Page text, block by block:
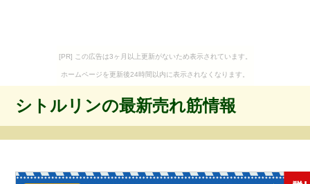
[PR] この広告は3ヶ月以上更新がないため表示されています。
ホームページを更新後24時間以内に表示されなくなります。
シトルリンの最新売れ筋情報